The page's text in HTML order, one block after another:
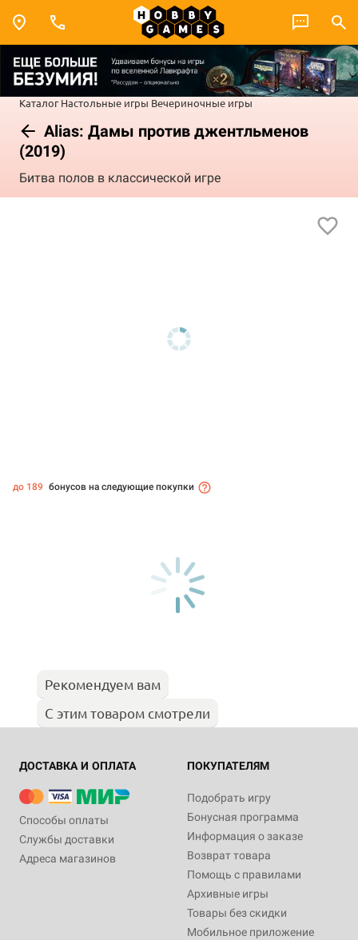
Каталог Настольные игры Вечериночные игры
Alias: Дамы против джентльменов
(2019)
Битва полов в классической игре
до 189 бонусов на следующие покупки
Рекомендуем вам
С этим товаром смотрели
ДОСТАВКА И ОПЛАТА
Способы оплаты
Службы доставки
Адреса магазинов
ПОКУПАТЕЛЯМ
Подобрать игру
Бонусная программа
Информация о заказе
Возврат товара
Помощь с правилами
Архивные игры
Товары без скидки
Мобильное приложение